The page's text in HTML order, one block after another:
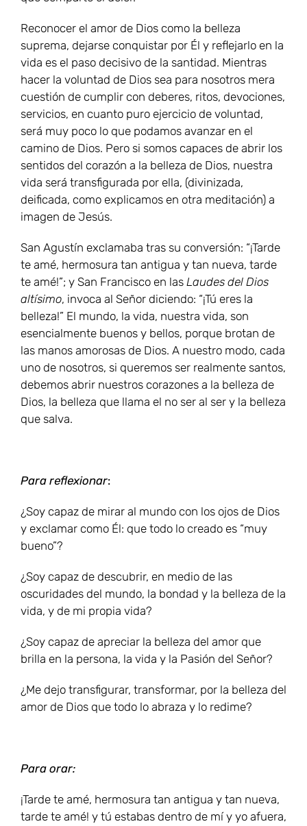
Reconocer el amor de Dios como la belleza
suprema, dejarse conquistar por Él y reflejarlo en la
vida es el paso decisivo de la santidad. Mientras
hacer la voluntad de Dios sea para nosotros mera
cuestión de cumplir con deberes, ritos, devociones,
servicios, en cuanto puro ejercicio de voluntad,
será muy poco lo que podamos avanzar en el
camino de Dios. Pero si somos capaces de abrir los
sentidos del corazón a la belleza de Dios, nuestra
vida será transfigurada por ella, (divinizada,
deificada, como explicamos en otra meditación) a
imagen de Jesús.
San Agustín exclamaba tras su conversión: “¡Tarde
te amé, hermosura tan antigua y tan nueva, tarde
te amé!”; y San Francisco en las Laudes del Dios
altísimo, invoca al Señor diciendo: “¡Tú eres la
belleza!” El mundo, la vida, nuestra vida, son
esencialmente buenos y bellos, porque brotan de
las manos amorosas de Dios. A nuestro modo, cada
uno de nosotros, si queremos ser realmente santos,
debemos abrir nuestros corazones a la belleza de
Dios, la belleza que llama el no ser al ser y la belleza
que salva.
Para reflexionar:
¿Soy capaz de mirar al mundo con los ojos de Dios
y exclamar como Él: que todo lo creado es “muy
bueno”?
¿Soy capaz de descubrir, en medio de las
oscuridades del mundo, la bondad y la belleza de la
vida, y de mi propia vida?
¿Soy capaz de apreciar la belleza del amor que
brilla en la persona, la vida y la Pasión del Señor?
¿Me dejo transfigurar, transformar, por la belleza del
amor de Dios que todo lo abraza y lo redime?
Para orar:
¡Tarde te amé, hermosura tan antigua y tan nueva,
tarde te amé! y tú estabas dentro de mí y yo afuera,